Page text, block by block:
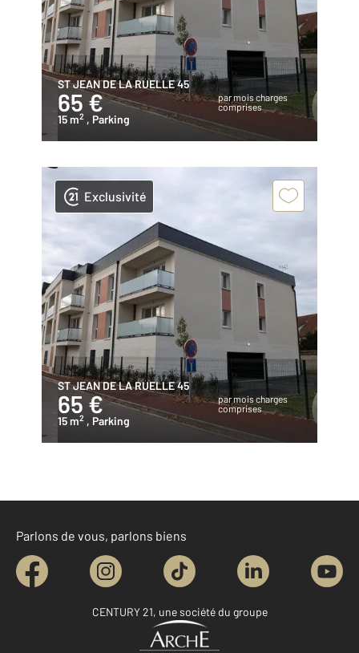
ST JEAN DE LA RUELLE 45
65 €
par mois charges
comprises
15 m2 , Parking
Exclusivité
ST JEAN DE LA RUELLE 45
65 €
par mois charges
comprises
15 m2 , Parking
Parlons de vous, parlons biens
CENTURY 21, une société du groupe